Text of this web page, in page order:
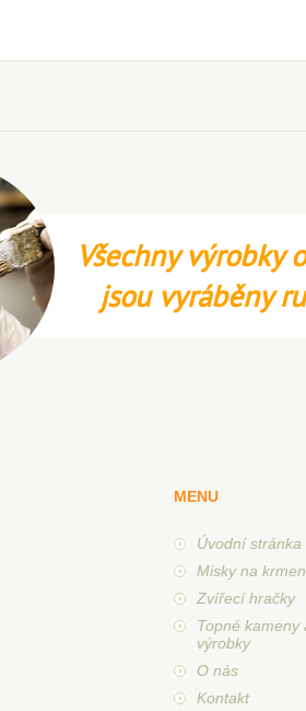
Všechny výrobky
jsou vyráběny
MENU
Úvodní stránka
Misky na
Zvířecí hračky
Topné kameny
výrobky
O nás
Kontakt